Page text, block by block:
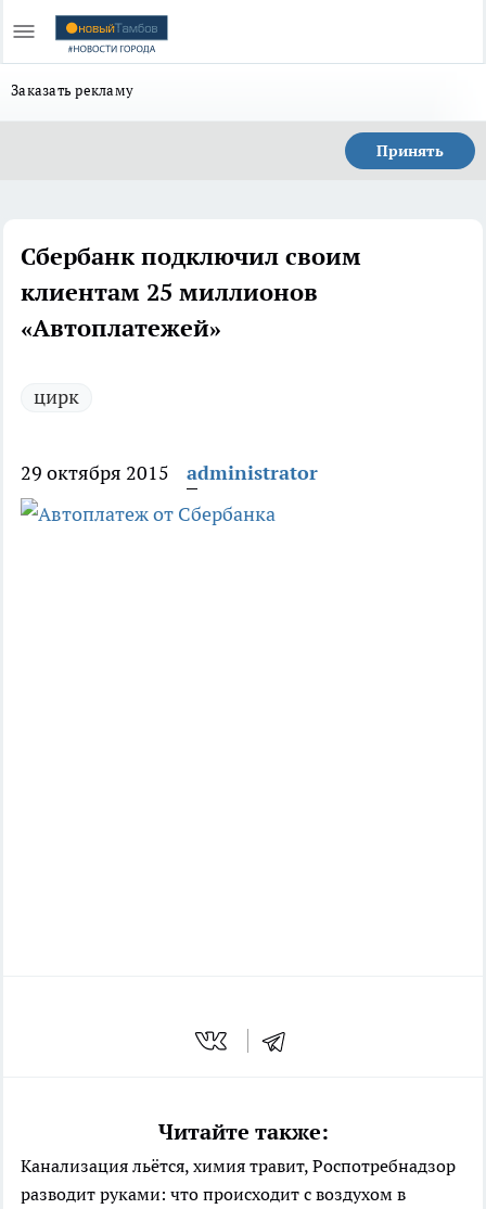
Заказать рекламу
Принять
Сбербанк подключил своим
клиентам 25 миллионов
«Автоплатежей»
цирк
29 октября 2015 administrator
Читайте также:
Канализация льётся, химия травит, Роспотребнадзор
разводит руками: что происходит с воздухом в